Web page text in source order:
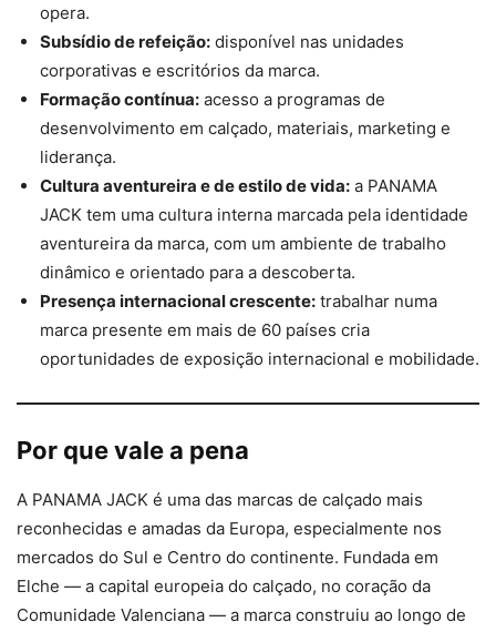
opera.
Subsídio de refeição: disponível nas unidades
corporativas e escritórios da marca.
Formação contínua: acesso a programas de
desenvolvimento em calçado, materiais, marketing e
liderança.
Cultura aventureira e de estilo de vida: a PANAMA
JACK tem uma cultura interna marcada pela identidade
aventureira da marca, com um ambiente de trabalho
dinâmico e orientado para a descoberta.
Presença internacional crescente: trabalhar numa
marca presente em mais de 60 países cria
oportunidades de exposição internacional e mobilidade.
Por que vale a pena
A PANAMA JACK é uma das marcas de calçado mais
reconhecidas e amadas da Europa, especialmente nos
mercados do Sul e Centro do continente. Fundada em
Elche — a capital europeia do calçado, no coração da
Comunidade Valenciana — a marca construiu ao longo de